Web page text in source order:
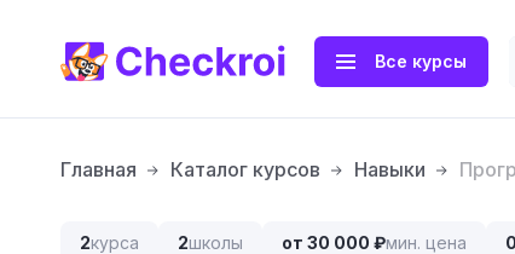
Все курсы
Главная Каталог курсов Навыки
2курса 2школы от 30 000 ₽мин. цена